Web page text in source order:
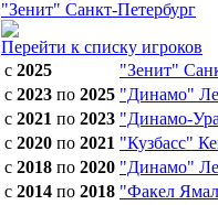
"Зенит" Санкт-Петербург
Перейти к списку игроков
с 2025 "Зенит"
с 2023 по 2025 "Динамо"
с 2021 по 2023 "Динамо-
с 2020 по 2021 "Кузбасс"
с 2018 по 2020 "Динамо"
с 2014 по 2018 "Факел